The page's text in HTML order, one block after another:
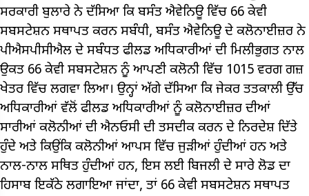
ਸਰਕਾਰੀ ਬੁਲਾਰੇ ਨੇ ਦੱਸਿਆ ਕਿ ਬਸੰਤ ਐਵੇਨਿਊ ਵਿੱਚ 66 ਕੇਵੀ
ਸਬਸਟੇਸ਼ਨ ਸਥਾਪਤ ਕਰਨ ਸਬੰਧੀ, ਬਸੰਤ ਐਵੇਨਿਊ ਦੇ ਕਲੋਨਾਈਜ਼ਰ ਨੇ
ਪੀਐਸਪੀਸੀਐਲ ਦੇ ਸਬੰਧਤ ਫੀਲਡ ਅਧਿਕਾਰੀਆਂ ਦੀ ਮਿਲੀਭੁਗਤ ਨਾਲ
ਉਕਤ 66 ਕੇਵੀ ਸਬਸਟੇਸ਼ਨ ਨੂੰ ਆਪਣੀ ਕਲੋਨੀ ਵਿੱਚ 1015 ਵਰਗ ਗਜ਼
ਖੇਤਰ ਵਿੱਚ ਲਗਵਾ ਲਿਆ। ਉਨ੍ਹਾਂ ਅੱਗੇ ਦੱਸਿਆ ਕਿ ਜੇਕਰ ਤਤਕਾਲੀ ਉੱਚ
ਅਧਿਕਾਰੀਆਂ ਵੱਲੋਂ ਫੀਲਡ ਅਧਿਕਾਰੀਆਂ ਨੂੰ ਕਲੋਨਾਈਜ਼ਰ ਦੀਆਂ
ਸਾਰੀਆਂ ਕਲੋਨੀਆਂ ਦੀ ਐਨਓਸੀ ਦੀ ਤਸਦੀਕ ਕਰਨ ਦੇ ਨਿਰਦੇਸ਼ ਦਿੱਤੇ
ਹੁੰਦੇ ਅਤੇ ਕਿਉਂਕਿ ਕਲੋਨੀਆਂ ਆਪਸ ਵਿੱਚ ਜੁੜੀਆਂ ਹੁੰਦੀਆਂ ਹਨ ਅਤੇ
ਨਾਲ-ਨਾਲ ਸਥਿਤ ਹੁੰਦੀਆਂ ਹਨ, ਇਸ ਲਈ ਬਿਜਲੀ ਦੇ ਸਾਰੇ ਲੋਡ ਦਾ
ਹਿਸਾਬ ਇਕੱਠੇ ਲਗਾਇਆ ਜਾਂਦਾ, ਤਾਂ 66 ਕੇਵੀ ਸਬਸਟੇਸ਼ਨ ਸਥਾਪਤ